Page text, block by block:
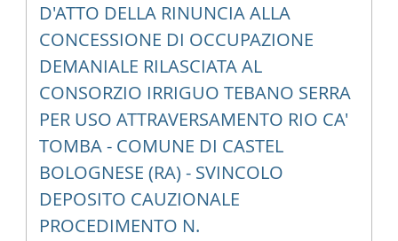
D'ATTO DELLA RINUNCIA ALLA
CONCESSIONE DI OCCUPAZIONE
DEMANIALE RILASCIATA AL
CONSORZIO IRRIGUO TEBANO SERRA
PER USO ATTRAVERSAMENTO RIO CA'
TOMBA - COMUNE DI CASTEL
BOLOGNESE (RA) - SVINCOLO
DEPOSITO CAUZIONALE
PROCEDIMENTO N.